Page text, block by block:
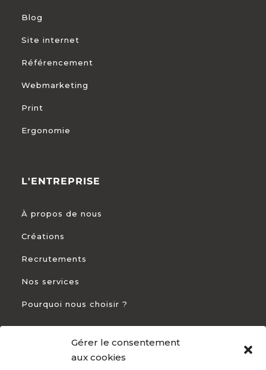
Gérer le consentement
aux cookies
Blog
Site internet
Référencement
Webmarketing
Print
Ergonomie
L'ENTREPRISE
À propos de nous
Créations
Recrutements
Nos services
Pourquoi nous choisir ?
CONTACT